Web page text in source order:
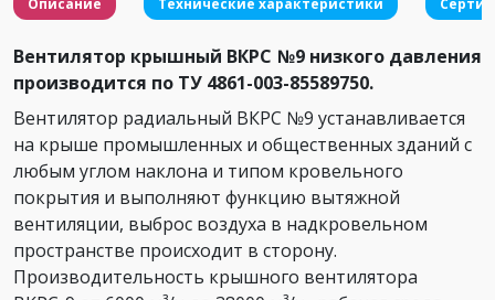
Описание Технические характеристики
Вентилятор крышный ВКРС №9 низкого давления
производится по ТУ 4861-003-85589750.
Вентилятор радиальный ВКРС №9 устанавливается
на крыше промышленных и общественных зданий с
любым углом наклона и типом кровельного
покрытия и выполняют функцию вытяжной
вентиляции, выброс воздуха в надкровельном
пространстве происходит в сторону.
Производительность крышного вентилятора